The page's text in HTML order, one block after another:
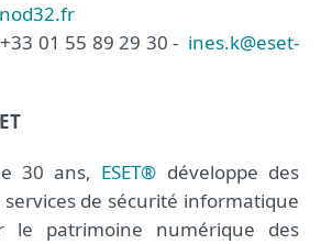
01 55 89 29 30 - ines.k@eset-
30 ans, ESET® développe des
services de sécurité informatique
le patrimoine numérique des